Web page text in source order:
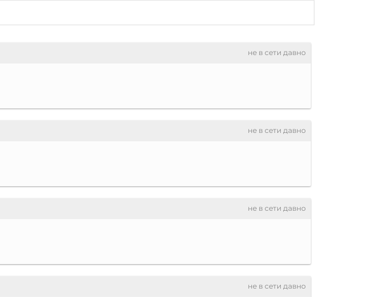
не в сети давно
не в сети давно
не в сети давно
не в сети давно